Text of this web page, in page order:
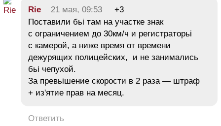
Rie 21 мая, 09:53
+3
Поставили бьі там на участке знак
с ограничением до 30км/ч и регистраторьі
с камерой, а ниже время от времени
дежурящих полицейских, и не занимались
бьі чепухой.
За превьішение скорости в 2 раза — штраф
+ из'ятие прав на месяц.
Ответить